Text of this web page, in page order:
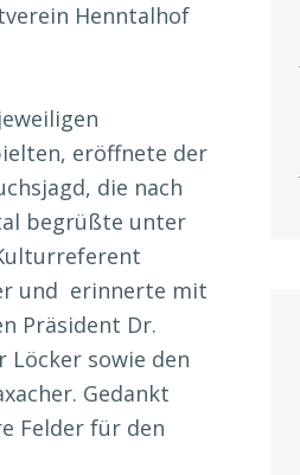
Henntalhof
eröffnete der
die nach
begrüßte unter
und erinnerte mit
Präsident Dr.
Löcker sowie den
Gedankt
Felder für den